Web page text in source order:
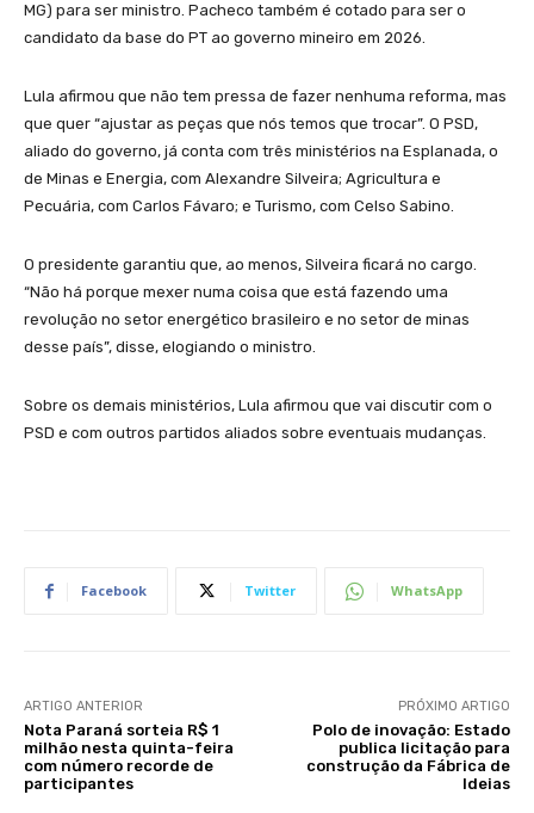
MG) para ser ministro. Pacheco também é cotado para ser o
candidato da base do PT ao governo mineiro em 2026.
Lula afirmou que não tem pressa de fazer nenhuma reforma, mas
que quer “ajustar as peças que nós temos que trocar”. O PSD,
aliado do governo, já conta com três ministérios na Esplanada, o
de Minas e Energia, com Alexandre Silveira; Agricultura e
Pecuária, com Carlos Fávaro; e Turismo, com Celso Sabino.
O presidente garantiu que, ao menos, Silveira ficará no cargo.
“Não há porque mexer numa coisa que está fazendo uma
revolução no setor energético brasileiro e no setor de minas
desse país”, disse, elogiando o ministro.
Sobre os demais ministérios, Lula afirmou que vai discutir com o
PSD e com outros partidos aliados sobre eventuais mudanças.
Facebook Twitter WhatsApp
ARTIGO ANTERIOR
Nota Paraná sorteia R$ 1
milhão nesta quinta-feira
com número recorde de
participantes
PRÓXIMO ARTIGO
Polo de inovação: Estado
publica licitação para
construção da Fábrica de
Ideias